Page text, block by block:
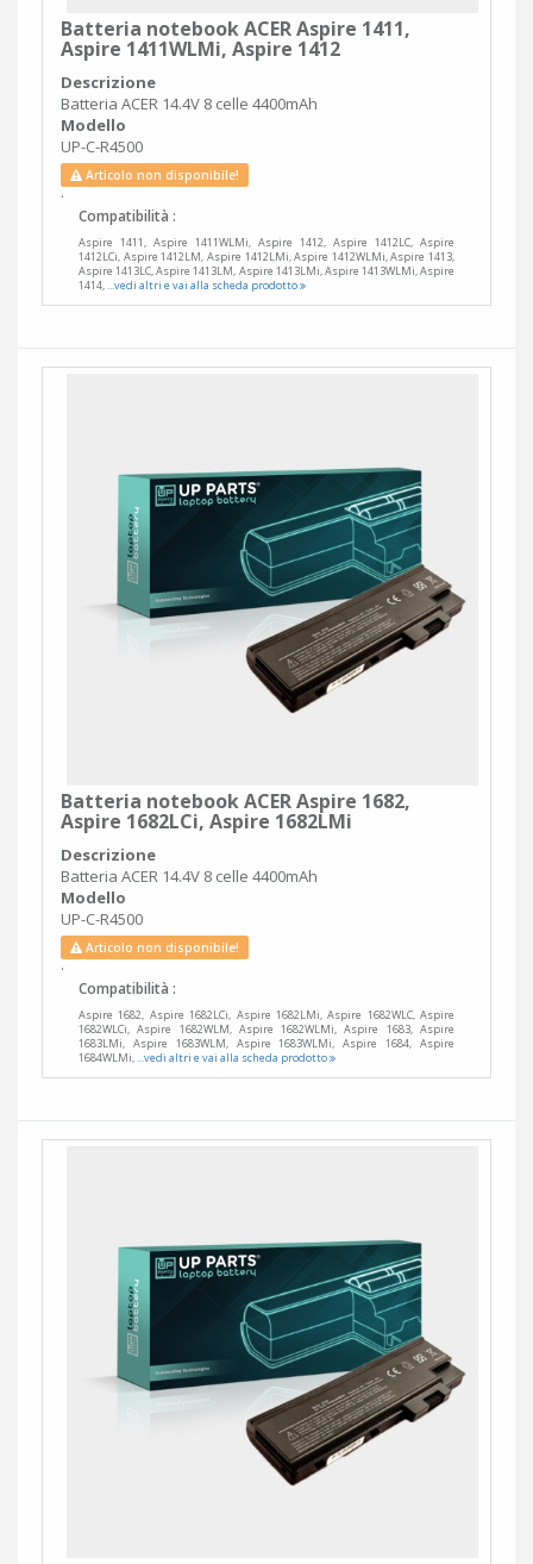
Batteria notebook ACER Aspire 1411,
Aspire 1411WLMi, Aspire 1412
Descrizione
Batteria ACER 14.4V 8 celle 4400mAh
Modello
UP-C-R4500
Articolo non disponibile!
.
Compatibilità :
Aspire 1411, Aspire 1411WLMi, Aspire 1412, Aspire 1412LC, Aspire
1412LCi, Aspire 1412LM, Aspire 1412LMi, Aspire 1412WLMi, Aspire 1413,
Aspire 1413LC, Aspire 1413LM, Aspire 1413LMi, Aspire 1413WLMi, Aspire
1414,...vedi altri e vai alla scheda prodotto
Batteria notebook ACER Aspire 1682,
Aspire 1682LCi, Aspire 1682LMi
Descrizione
Batteria ACER 14.4V 8 celle 4400mAh
Modello
UP-C-R4500
Articolo non disponibile!
.
Compatibilità :
Aspire 1682, Aspire 1682LCi, Aspire 1682LMi, Aspire 1682WLC, Aspire
1682WLCi, Aspire 1682WLM, Aspire 1682WLMi, Aspire 1683, Aspire
1683LMi, Aspire 1683WLM, Aspire 1683WLMi, Aspire 1684, Aspire
1684WLMi,...vedi altri e vai alla scheda prodotto